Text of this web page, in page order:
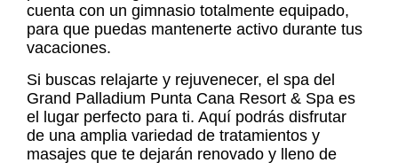
cuenta con un gimnasio totalmente equipado,
para que puedas mantenerte activo durante tus
vacaciones.
Si buscas relajarte y rejuvenecer, el spa del
Grand Palladium Punta Cana Resort & Spa es
el lugar perfecto para ti. Aquí podrás disfrutar
de una amplia variedad de tratamientos y
masajes que te dejarán renovado y lleno de